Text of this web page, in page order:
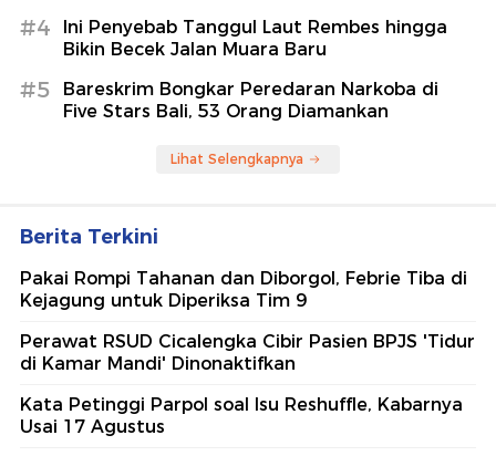
#4
Ini Penyebab Tanggul Laut Rembes hingga
Bikin Becek Jalan Muara Baru
#5
Bareskrim Bongkar Peredaran Narkoba di
Five Stars Bali, 53 Orang Diamankan
Lihat Selengkapnya
Berita Terkini
Pakai Rompi Tahanan dan Diborgol, Febrie Tiba di
Kejagung untuk Diperiksa Tim 9
Perawat RSUD Cicalengka Cibir Pasien BPJS 'Tidur
di Kamar Mandi' Dinonaktifkan
Kata Petinggi Parpol soal Isu Reshuffle, Kabarnya
Usai 17 Agustus